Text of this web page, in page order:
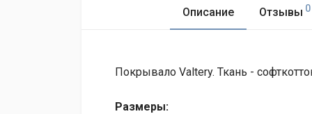
Описание Отзывы 0
Покрывало Valtery. Ткань -
Размеры: